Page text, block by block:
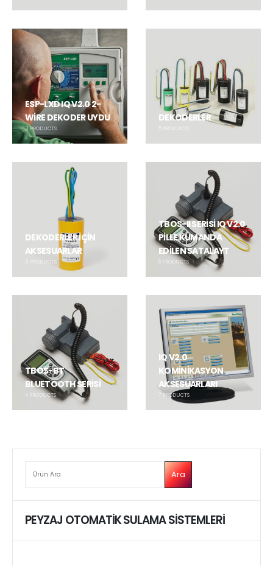
ESP-LXD IQ V2.0 2-
WİRE DEKODER UYDU
3PRODUCTS
DEKODERLER
PRODUCTS
DEKODERLER İÇİN
AKSESUARLAR
PRODUCTS
TBOS-II SERİSİ IQ V2.0
PİLLE KUMANDA
EDİLEN SATALAYT
6 PRODUCTS
TBOS-BT
BLUETOOTH SERİSİ
4 PRODUCTS
IQ V2.0
KOMİNİKASYON
AKSESUARLARI
PRODUCTS
Ara
PEYZAJ OTOMATİK SULAMA SİSTEMLERİ